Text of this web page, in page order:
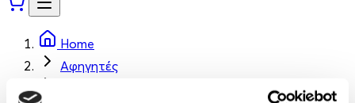
Home
Αφηγητές